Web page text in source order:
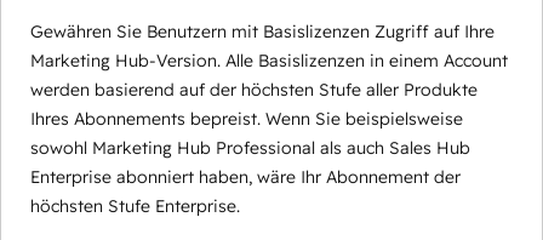
Gewähren Sie Benutzern mit Basislizenzen Zugriff auf Ihre
Marketing Hub-Version. Alle Basislizenzen in einem Account
werden basierend auf der höchsten Stufe aller Produkte
Ihres Abonnements bepreist. Wenn Sie beispielsweise
sowohl Marketing Hub Professional als auch Sales Hub
Enterprise abonniert haben, wäre Ihr Abonnement der
höchsten Stufe Enterprise.